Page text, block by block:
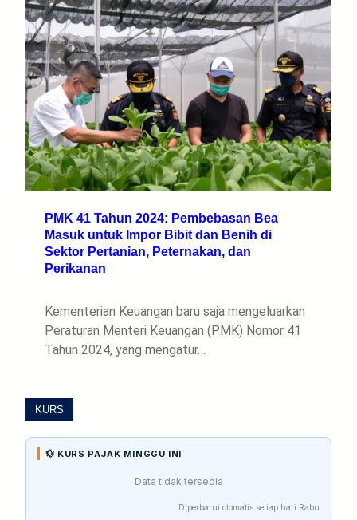
PMK 41 Tahun 2024: Pembebasan Bea
Masuk untuk Impor Bibit dan Benih di
Sektor Pertanian, Peternakan, dan
Perikanan
Kementerian Keuangan baru saja mengeluarkan
Peraturan Menteri Keuangan (PMK) Nomor 41
Tahun 2024, yang mengatur…
KURS
💱 KURS PAJAK MINGGU INI
Data tidak tersedia
Diperbarui otomatis setiap hari Rabu